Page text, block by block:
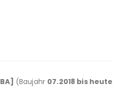
(Baujahr 07.2018 bis heute